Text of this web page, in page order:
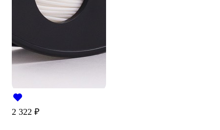
2 322 ₽